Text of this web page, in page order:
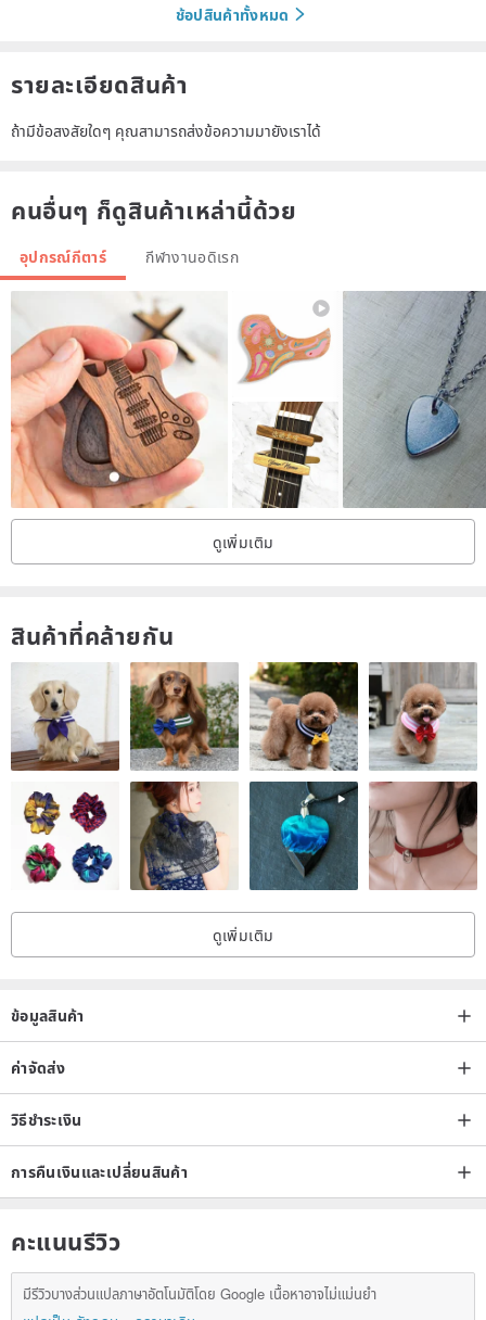
ช้อปสินค้าทั้งหมด
รายละเอียดสินค้า
ถ้ามีข้อสงสัยใดๆ คุณสามารถส่งข้อความมายังเราได้
คนอื่นๆ ก็ดูสินค้าเหล่านี้ด้วย
อุปกรณ์กีตาร์ กีฬางานอดิเรก
ดูเพิ่มเติม
สินค้าที่คล้ายกัน
ดูเพิ่มเติม
ข้อมูลสินค้า
ค่าจัดส่ง
วิธีชำระเงิน
การคืนเงินและเปลี่ยนสินค้า
คะแนนรีวิว
มีรีวิวบางส่วนแปลภาษาอัตโนมัติโดย Google เนื้อหาอาจไม่แม่นยำ